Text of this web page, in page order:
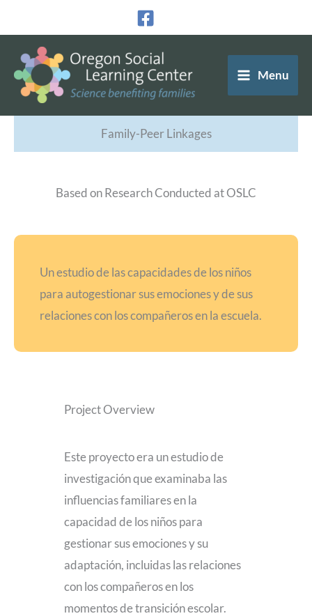
contenido
Menu
Family-Peer Linkages
Based on Research Conducted at OSLC
Un estudio de las capacidades de los niños
para autogestionar sus emociones y de sus
relaciones con los compañeros en la escuela.
Project Overview
Este proyecto era un estudio de
investigación que examinaba las
influencias familiares en la
capacidad de los niños para
gestionar sus emociones y su
adaptación, incluidas las relaciones
con los compañeros en los
momentos de transición escolar.